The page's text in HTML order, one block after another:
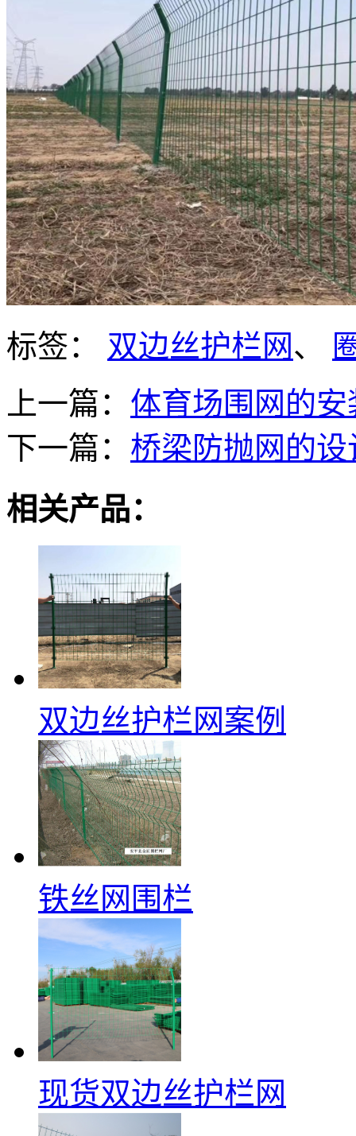
标签： 双边丝护栏网、
上一篇： 体育场围网的
下一篇： 桥梁防抛网的
相关产品：
双边丝护栏网案例
铁丝网围栏
现货双边丝护栏网